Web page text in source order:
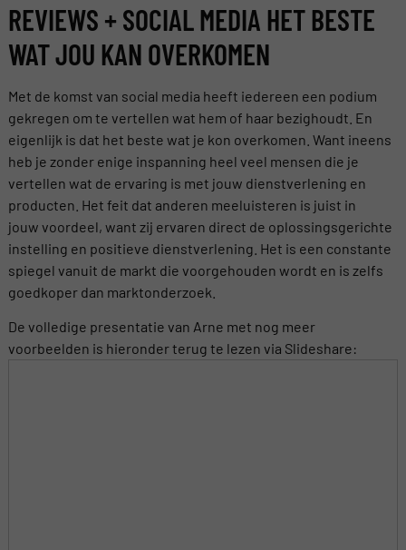
REVIEWS + SOCIAL MEDIA HET BESTE
WAT JOU KAN OVERKOMEN
Met de komst van social media heeft iedereen een podium
gekregen om te vertellen wat hem of haar bezighoudt. En
eigenlijk is dat het beste wat je kon overkomen. Want ineens
heb je zonder enige inspanning heel veel mensen die je
vertellen wat de ervaring is met jouw dienstverlening en
producten. Het feit dat anderen meeluisteren is juist in
jouw voordeel, want zij ervaren direct de oplossingsgerichte
instelling en positieve dienstverlening. Het is een constante
spiegel vanuit de markt die voorgehouden wordt en is zelfs
goedkoper dan marktonderzoek.
De volledige presentatie van Arne met nog meer
voorbeelden is hieronder terug te lezen via Slideshare: